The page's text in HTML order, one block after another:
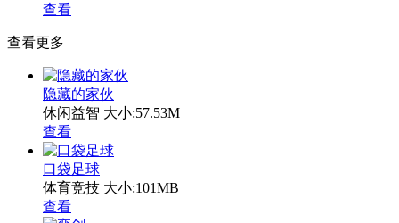
查看
查看更多
隐藏的家伙
休闲益智 大小:57.53M
查看
口袋足球
体育竞技 大小:101MB
查看